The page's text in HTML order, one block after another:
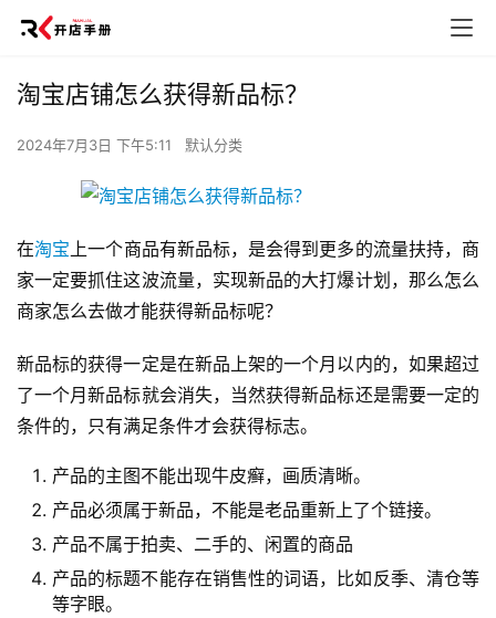
淘宝店铺怎么获得新品标？
2024年7月3日 下午5:11 默认分类
在淘宝上一个商品有新品标，是会得到更多的流量扶持，商
家一定要抓住这波流量，实现新品的大打爆计划，那么怎么
商家怎么去做才能获得新品标呢？
新品标的获得一定是在新品上架的一个月以内的，如果超过
了一个月新品标就会消失，当然获得新品标还是需要一定的
条件的，只有满足条件才会获得标志。
产品的主图不能出现牛皮癣，画质清晰。
产品必须属于新品，不能是老品重新上了个链接。
产品不属于拍卖、二手的、闲置的商品
产品的标题不能存在销售性的词语，比如反季、清仓等
等字眼。